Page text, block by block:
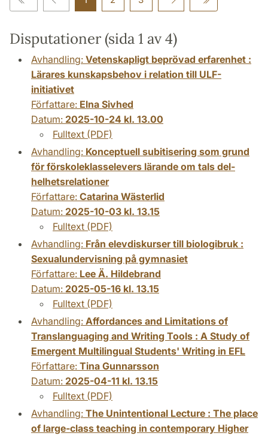
Disputationer (sida 1 av 4)
Avhandling: Vetenskapligt beprövad erfarenhet :
Lärares kunskapsbehov i relation till ULF-
initiativet
Författare: Elna Sivhed
Datum: 2025-10-24 kl. 13.00
Fulltext (PDF)
Avhandling: Konceptuell subitisering som grund
för förskoleklasselevers lärande om tals del-
helhetsrelationer
Författare: Catarina Wästerlid
Datum: 2025-10-03 kl. 13.15
Fulltext (PDF)
Avhandling: Från elevdiskurser till biologibruk :
Sexualundervisning på gymnasiet
Författare: Lee Ä. Hildebrand
Datum: 2025-05-16 kl. 13.15
Fulltext (PDF)
Avhandling: Affordances and Limitations of
Translanguaging and Writing Tools : A Study of
Emergent Multilingual Students' Writing in EFL
Författare: Tina Gunnarsson
Datum: 2025-04-11 kl. 13.15
Fulltext (PDF)
Avhandling: The Unintentional Lecture : The place
of large-class teaching in contemporary Higher